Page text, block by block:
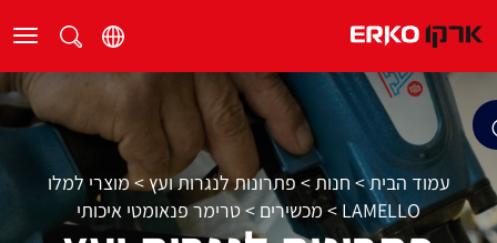
עמוד הבית> חנות > פתרונות לנגרות ועץ >מוצרי למלו
LAMELLO
> מכשירים >טרימר פנאומטי איכותי